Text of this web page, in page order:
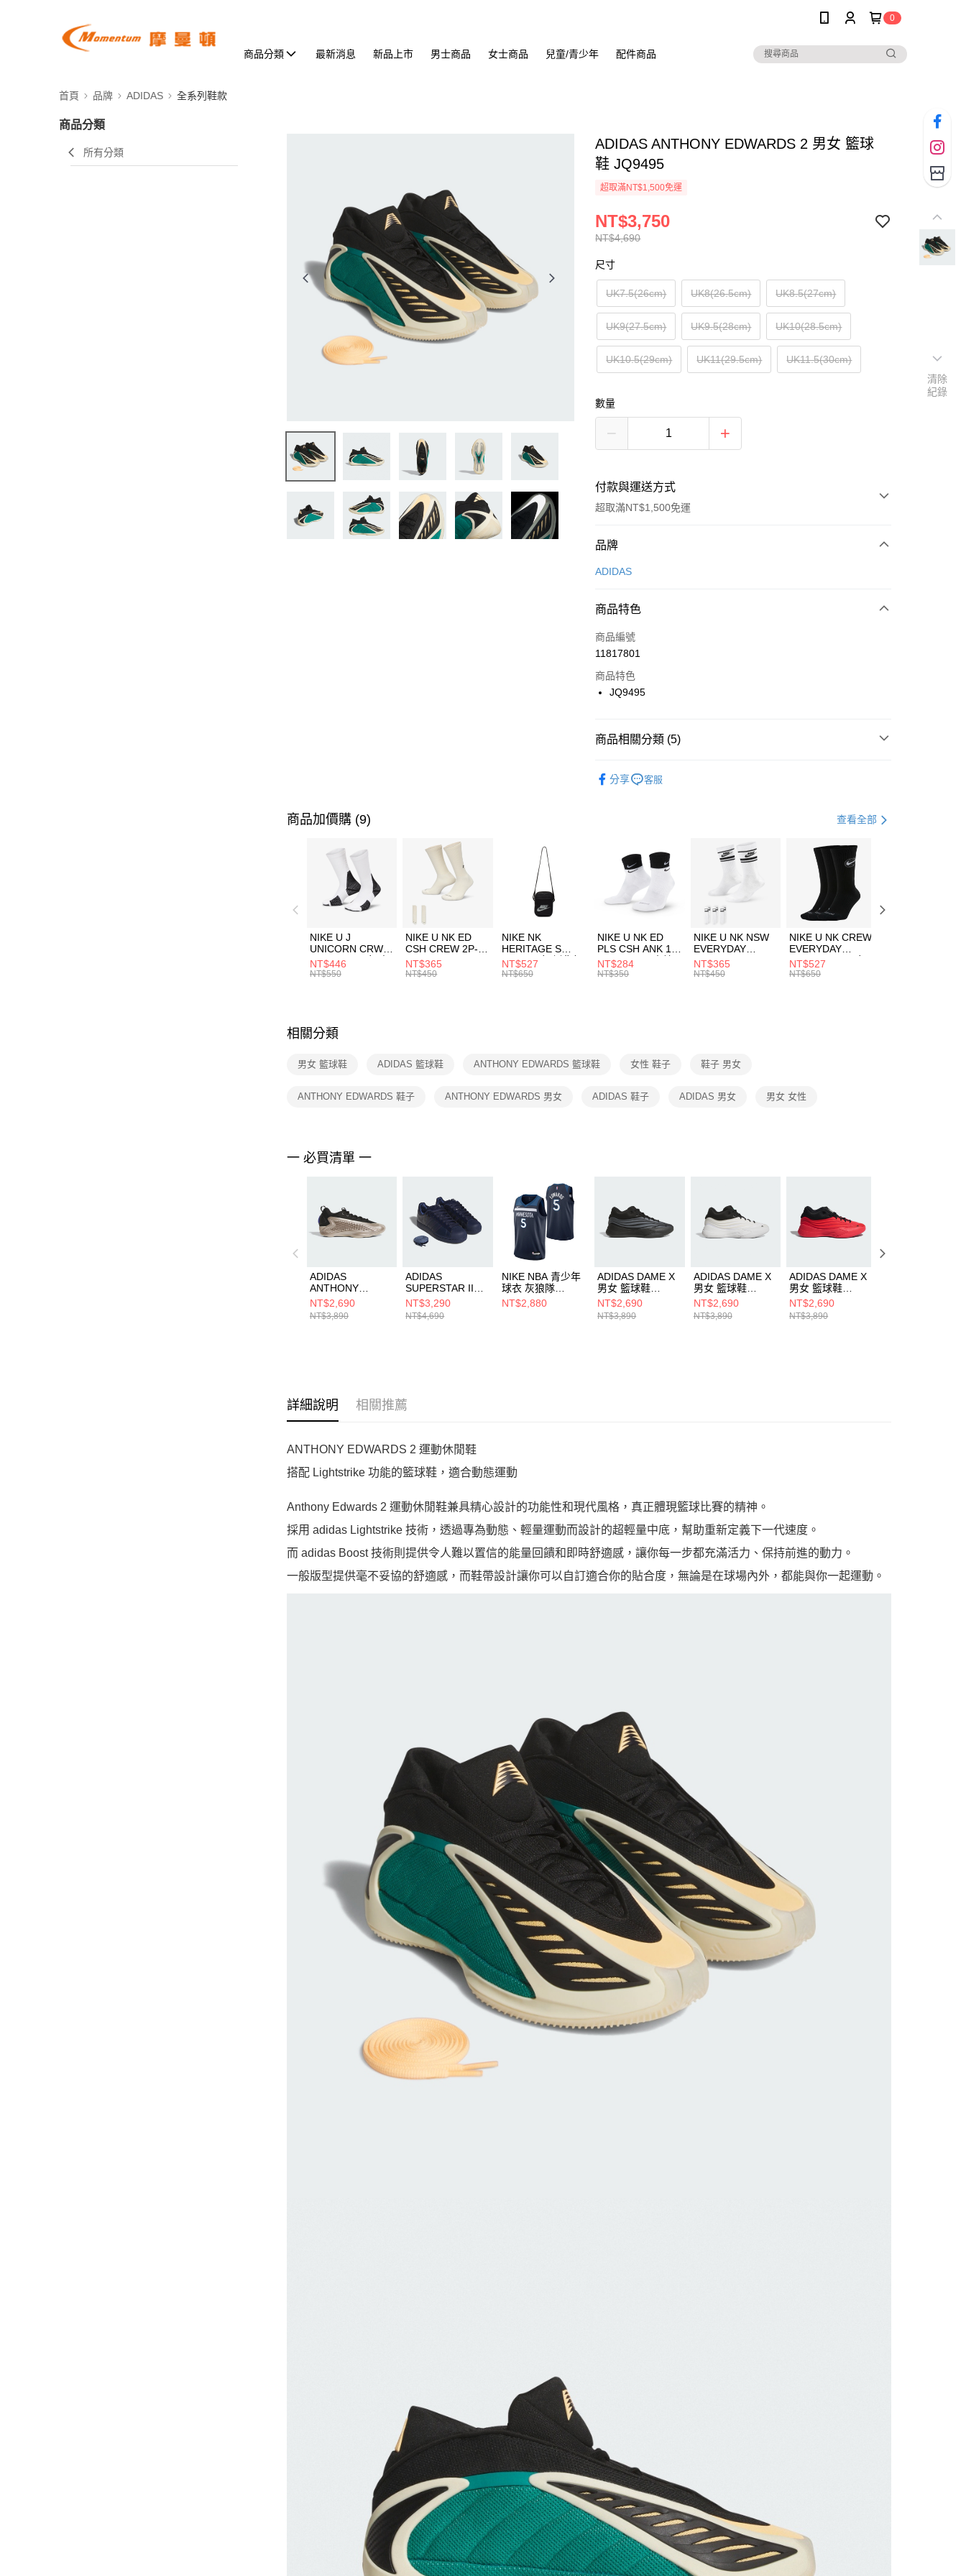
0
商品分類 最新消息 新品上市 男士商品 女士商品 兒童/青少年 配件商品
首頁 品牌 ADIDAS 全系列鞋款
商品分類
所有分類
ADIDAS ANTHONY EDWARDS 2 男女 籃球
鞋 JQ9495
超取滿NT$1,500免運
NT$4,690
NT$3,750
尺寸
UK7.5(26cm) UK8(26.5cm) UK8.5(27cm)
UK9(27.5cm) UK9.5(28cm) UK10(28.5cm)
UK10.5(29cm) UK11(29.5cm) UK11.5(30cm)
數量
付款與運送方式
超取滿NT$1,500免運
付款方式
信用卡一次付款
合作金庫商業銀行
華南商業銀行
上海商業儲蓄銀行
國泰世華商業銀行
聯邦商業銀行
台新國際商業銀行
LINE Pay
Apple Pay
悠遊付
【關於「AFTEE先享後付」】
３．安心：先確認商品／服務後，再付款。
【「AFTEE先享後付」結帳流程】
１．於結帳方式選擇「AFTEE先享後付」後，將跳轉至「AFTEE先享後
付」結帳頁面，進行簡訊認證並確認金額後，即可完成結帳。
２．訂單成立數日內，您將收到繳費通知簡訊。
３．收到繳費通知簡訊後14天內，點擊此簡訊中的連結，可透過四大超商
／ATM／網路銀行／等多元方式進行付款，方視為交易完成。
※ 請注意：結帳手續完成當下不需立刻繳費，但若您需要取消訂單，請聯
絡購買商品的店家。未經商家同意取消之訂單仍視為有效，需透過AFTEE
先享後付繳納相關費用。
１．透過由恩沛科技股份有限公司提供之「AFTEE先享後付」服務完成之
交易，需依本服務之必要範圍內提供個人資料，並將交易相關給付款項請
２．關於個人資料處理事宜，請瀏覽以下網址：
形，恩沛科技股份有限公司將有權停止該用戶之使用額度並採取法律行
動。
每筆NT$100，滿NT$1,500(含以上)免運費
每筆NT$100，滿NT$1,500(含以上)免運費
付款後門市自取
每筆NT$100，滿NT$1,500(含以上)免運費
品牌
ADIDAS
商品特色
商品編號
11817801
商品特色
JQ9495
商品相關分類 (5)
促銷活動 兒童/青少年｜鞋服6折起
分享 客服
商品加價購 (9) 查看全部
NIKE U J
UNICORN CRW
1PR -160 男女 中
統襪 FZ3393100
NT$446
NT$550
NIKE U NK ED
CSH CREW 2P-
144 EMBRDY 男
女 短統襪
NT$365
NT$450
NIKE NK
HERITAGE S
SMIT 男女 側背包
BA5871010
NT$527
NT$650
NIKE U NK ED
PLS CSH ANK 1P
144 DBL 男 中統
襪 DH4058104
NT$284
NT$350
NIKE U NK NSW
EVERYDAY
ESSENTIAL CR
男女 短統襪
NT$365
NT$450
NIKE U NK CREW
EVERYDAY
BBALL 3PR 男女
長統襪
NT$527
NT$650
相關分類
男女 籃球鞋 ADIDAS 籃球鞋 ANTHONY EDWARDS 籃球鞋 女性 鞋子 鞋子 男女
ANTHONY EDWARDS 鞋子 ANTHONY EDWARDS 男女 ADIDAS 鞋子 ADIDAS 男女 男女 女性
一 必買清單 一
ADIDAS
ANTHONY
EDWARDS 1 LOW
男女 籃球鞋
JQ6133
NT$2,690
NT$3,890
ADIDAS
SUPERSTAR II
ANTHONY
EDWARDS 男女
休閒鞋 KI6585
NT$3,290
NT$4,690
NIKE NBA 青少年
球衣 灰狼隊
Anthony Edwards
WZ2B7BX2P00-
NT$2,880
ADIDAS DAME X
男女 籃球鞋
JP6090
NT$2,690
NT$3,890
ADIDAS DAME X
男女 籃球鞋
JP6089
NT$2,690
NT$3,890
ADIDAS DAME X
男女 籃球鞋
JP6093
NT$2,690
NT$3,890
詳細說明 相關推薦
ANTHONY EDWARDS 2 運動休閒鞋
搭配 Lightstrike 功能的籃球鞋，適合動態運動
Anthony Edwards 2 運動休閒鞋兼具精心設計的功能性和現代風格，真正體現籃球比賽的精神。
採用 adidas Lightstrike 技術，透過專為動態、輕量運動而設計的超輕量中底，幫助重新定義下一代速度。
而 adidas Boost 技術則提供令人難以置信的能量回饋和即時舒適感，讓你每一步都充滿活力、保持前進的動力。
一般版型提供毫不妥協的舒適感，而鞋帶設計讓你可以自訂適合你的貼合度，無論是在球場內外，都能與你一起運動。
清除
紀錄